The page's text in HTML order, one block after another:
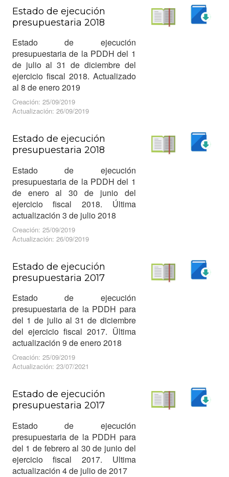
Estado de ejecución
presupuestaria 2018
Estado de ejecución
presupuestaria de la PDDH del 1
de julio al 31 de diciembre del
ejercicio fiscal 2018. Actualizado
al 8 de enero 2019
Creación: 25/09/2019
Actualización: 26/09/2019
Estado de ejecución
presupuestaria 2018
Estado de ejecución
presupuestaria de la PDDH del 1
de enero al 30 de junio del
ejercicio fiscal 2018. Última
actualización 3 de julio 2018
Creación: 25/09/2019
Actualización: 26/09/2019
Estado de ejecución
presupuestaria 2017
Estado de ejecución
presupuestaria de la PDDH para
del 1 de julio al 31 de diciembre
del ejercicio fiscal 2017. Ültima
actualización 9 de enero 2018
Creación: 25/09/2019
Actualización: 23/07/2021
Estado de ejecución
presupuestaria 2017
Estado de ejecución
presupuestaria de la PDDH para
del 1 de febrero al 30 de junio del
ejercicio fiscal 2017. Ultima
actualización 4 de julio de 2017